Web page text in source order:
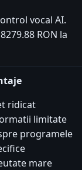
vocal AI.
RON la
ridicat
limitate
programele
mare